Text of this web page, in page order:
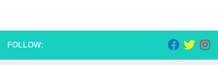
FOLLOW: